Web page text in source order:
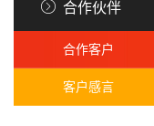
合作伙伴
合作客户
客户感言